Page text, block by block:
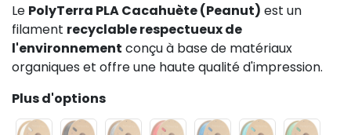
Le PolyTerra PLA Cacahuète (Peanut) est un
filament recyclable respectueux de
l'environnement conçu à base de matériaux
organiques et offre une haute qualité d'impression.
Plus d'options